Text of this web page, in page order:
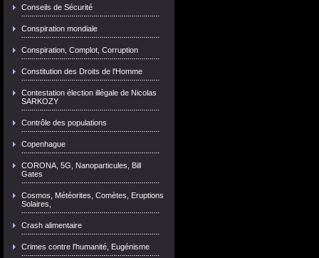
Conseils de Sécurité
Conspiration mondiale
Conspiration, Complot, Corruption
Constitution des Droits de l'Homme
Contestation élection illégale de Nicolas
SARKOZY
Contrôle des populations
Copenhague
CORONA, 5G, Nanoparticules, Bill
Gates
Cosmos, Météorites, Comètes, Eruptions
Solaires,
Crash alimentaire
Crimes contre l'humanité, Eugénisme